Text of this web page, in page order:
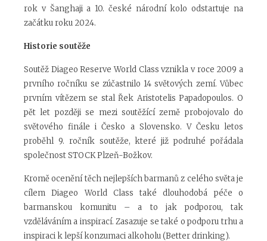
rok v Šanghaji a 10. české národní kolo odstartuje na
začátku roku 2024.
Historie soutěže
Soutěž Diageo Reserve World Class vznikla v roce 2009 a
prvního ročníku se zúčastnilo 14 světových zemí. Vůbec
prvním vítězem se stal Řek Aristotelis Papadopoulos. O
pět let později se mezi soutěžící země probojovalo do
světového finále i Česko a Slovensko. V Česku letos
proběhl 9. ročník soutěže, které již podruhé pořádala
společnost STOCK Plzeň-Božkov.
Kromě ocenění těch nejlepších barmanů z celého světa je
cílem Diageo World Class také dlouhodobá péče o
barmanskou komunitu – a to jak podporou, tak
vzděláváním a inspirací. Zasazuje se také o podporu trhu a
inspiraci k lepší konzumaci alkoholu (Better drinking).